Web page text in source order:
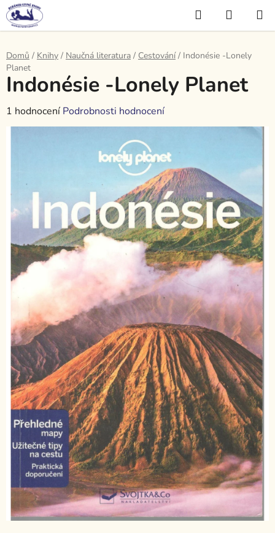
Přejít
na
obsah
Hledat
KOŠÍK
Domů / Knihy / Naučná literatura / Cestování / Indonésie -Lonely
Planet
Indonésie -Lonely Planet
Průměrné
hodnocení
5
hvězdiček.
1 hodnocení Podrobnosti hodnocení